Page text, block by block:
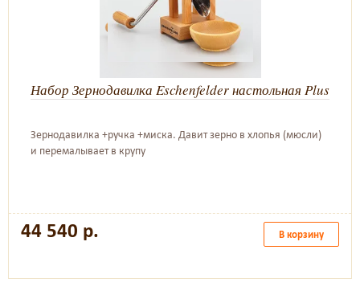
Набор Зернодавилка Eschenfelder настольная Plus
Зернодавилка +ручка +миска. Давит зерно в хлопья (мюсли)
и перемалывает в крупу
44 540 р. В корзину